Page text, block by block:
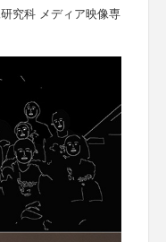
究科 メディア映像専